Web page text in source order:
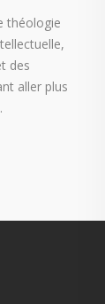
théologie
des
aller plus